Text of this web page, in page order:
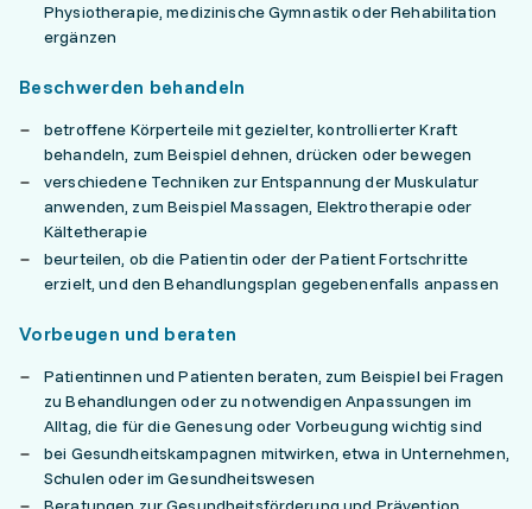
Physiotherapie, medizinische Gymnastik oder Rehabilitation
ergänzen
Beschwerden behandeln
betroffene Körperteile mit gezielter, kontrollierter Kraft
behandeln, zum Beispiel dehnen, drücken oder bewegen
verschiedene Techniken zur Entspannung der Muskulatur
anwenden, zum Beispiel Massagen, Elektrotherapie oder
Kältetherapie
beurteilen, ob die Patientin oder der Patient Fortschritte
erzielt, und den Behandlungsplan gegebenenfalls anpassen
Vorbeugen und beraten
Patientinnen und Patienten beraten, zum Beispiel bei Fragen
zu Behandlungen oder zu notwendigen Anpassungen im
Alltag, die für die Genesung oder Vorbeugung wichtig sind
bei Gesundheitskampagnen mitwirken, etwa in Unternehmen,
Schulen oder im Gesundheitswesen